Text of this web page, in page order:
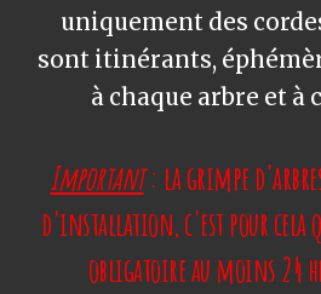
uniquement des
sont itinérants,
à chaque arbre et à
Important: la grimpe
d'installation, c'est pour cela
obligatoire au moins 24